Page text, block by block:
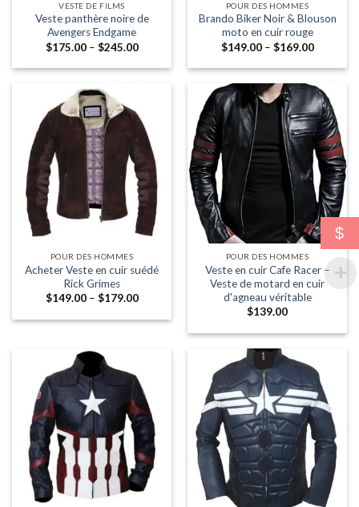
VESTE DE FILMS
Veste panthère noire de
Avengers Endgame
$175.00 – $245.00Fourchette:
à
POUR DES HOMMES
Brando Biker Noir & Blouson
moto en cuir rouge
$149.00 – $169.00
à
$169.00
POUR DES HOMMES
Acheter Veste en cuir suédé
Rick Grimes
$149.00 – $179.00Fourchette:
à
POUR DES HOMMES
Veste en cuir Cafe Racer –
Veste de motard en cuir
d'agneau véritable
$139.00
$